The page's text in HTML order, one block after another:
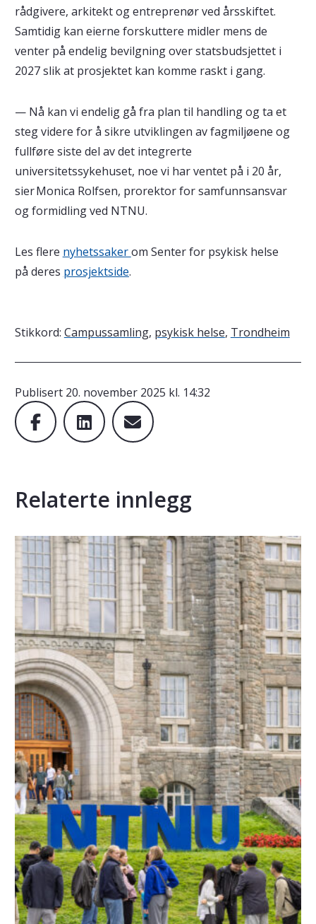
rådgivere, arkitekt og entreprenør ved årsskiftet.
Samtidig kan eierne forskuttere midler mens de
venter på endelig bevilgning over statsbudsjettet i
2027 slik at prosjektet kan komme raskt i gang.
— Nå kan vi endelig gå fra plan til handling og ta et
steg videre for å sikre utviklingen av fagmiljøene og
fullføre siste del av det integrerte
universitetssykehuset, noe vi har ventet på i 20 år,
sier Monica Rolfsen, prorektor for samfunnsansvar
og formidling ved NTNU.
Les flere nyhetssakerom Senter for psykisk helse
på deres prosjektside.
Stikkord: Campussamling, psykisk helse, Trondheim
Publisert 20. november 2025 kl. 14:32
Relaterte innlegg